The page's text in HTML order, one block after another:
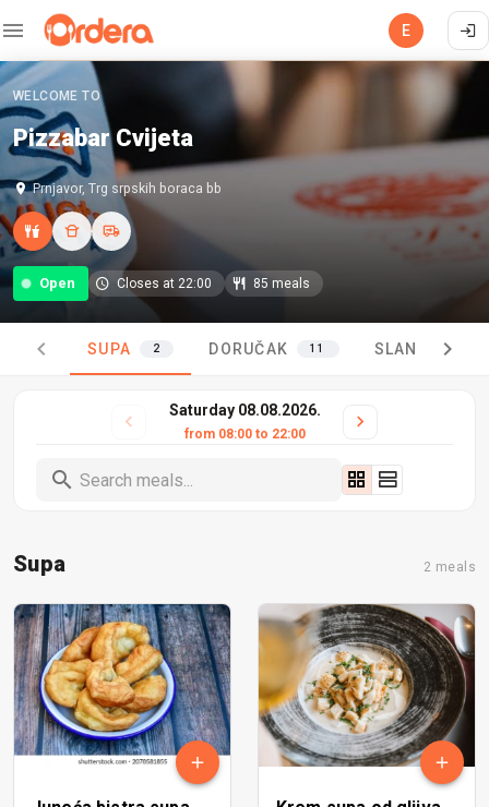
E
WELCOME TO
Pizzabar Cvijeta
Prnjavor, Trg srpskih boraca bb
Open Closes at 22:00 85 meals
SUPA 2 DORUČAK 11 SLANE
Saturday 08.08.2026.
from 08:00 to 22:00
Supa 2 meals